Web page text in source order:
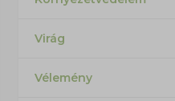
Virág
Vélemény